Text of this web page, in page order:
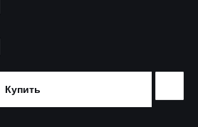
Купить